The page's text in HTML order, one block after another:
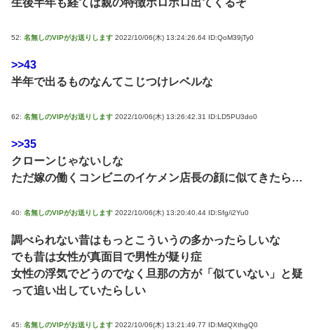
生後半年も経てば親の特徴ボロボロ出てくるぞ
52: 名無しのVIPがお送りします 2022/10/06(木) 13:24:26.64 ID:QoM39jTy0
>>43
半年で出るものなんてこじつけレベルな
62: 名無しのVIPがお送りします 2022/10/06(木) 13:26:42.31 ID:LD5PU3do0
>>35
クローンじゃないしな
ただ嫁の働くコンビニのイケメン店長の顔に似てきたら…
40: 名無しのVIPがお送りします 2022/10/06(木) 13:20:40.44 ID:Sfg/i2Yu0
調べられない昔はもっとこういうの多かったらしいな
でも昔は女性が真面目で男性が疑り症
女性の浮気でどうのでなく旦那の方が「似ていない」と疑
って追い出していたらしい
45: 名無しのVIPがお送りします 2022/10/06(木) 13:21:49.77 ID:MdQXthgQ0